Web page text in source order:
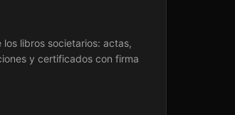
los libros societarios: actas,
y certificados con firma